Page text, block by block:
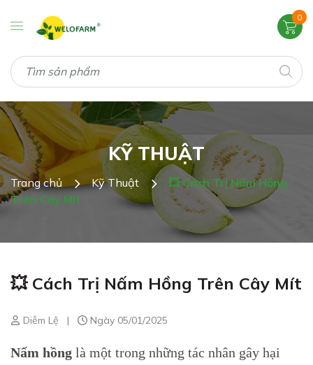
0
KỸ THUẬT
Trang chủ Kỹ Thuật
💥 Cách Trị Nấm Hồng
Trên Cây Mít
💥 Cách Trị Nấm Hồng Trên Cây Mít
Diễm Lệ | Ngày 05/01/2025
Nấm hồng là một trong những tác nhân gây hại